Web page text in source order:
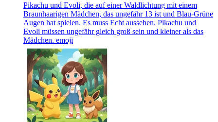
Pikachu und Evoli, die auf einer Waldlichtung mit einem
Braunhaarigen Mädchen, das ungefähr 13 ist und Blau-Grüne
Augen hat spielen. Es muss Echt aussehen. Pikachu und
Evoli müssen ungefähr gleich groß sein und kleiner als das
Mädchen. emoji